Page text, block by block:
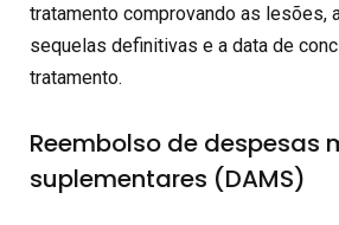
tratamento comprovando as lesões,
sequelas definitivas e a data de
tratamento.
Reembolso de despesas
suplementares (DAMS)